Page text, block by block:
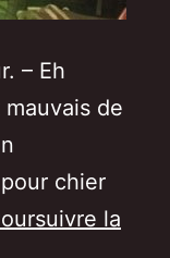
– Eh
de
chier
la